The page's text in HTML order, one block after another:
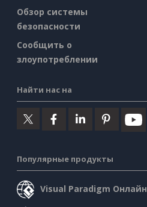
Обзор системы
безопасности
Сообщить о
злоупотреблении
Найти нас на
Популярные продукты
Visual Paradigm Онлайн